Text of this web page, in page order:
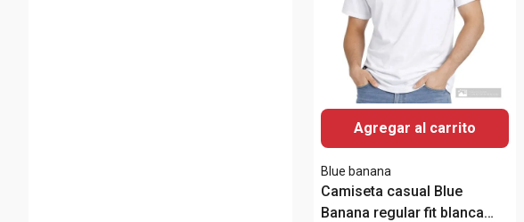
Agregar al carrito
Blue banana
Camiseta casual Blue
Banana regular fit blanca